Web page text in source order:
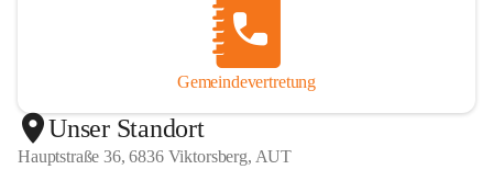
Gemeindevertretung
Unser Standort
Hauptstraße 36, 6836 Viktorsberg, AUT